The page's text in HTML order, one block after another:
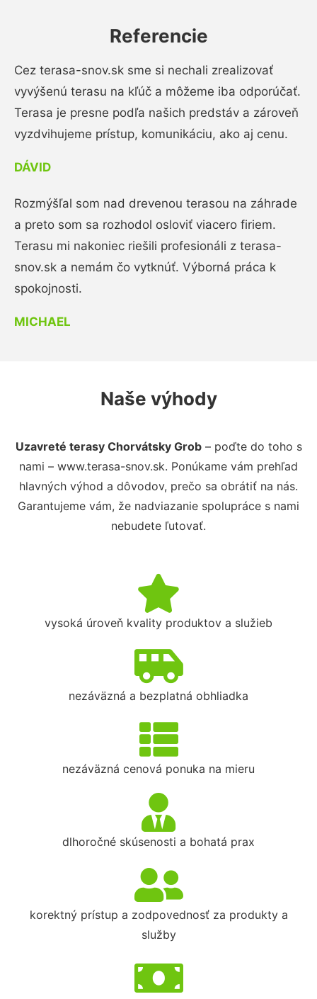
Referencie
Cez terasa-snov.sk sme si nechali zrealizovať
vyvýšenú terasu na kľúč a môžeme iba odporúčať.
Terasa je presne podľa našich predstáv a zároveň
vyzdvihujeme prístup, komunikáciu, ako aj cenu.
DÁVID
Rozmýšľal som nad drevenou terasou na záhrade
a preto som sa rozhodol osloviť viacero firiem.
Terasu mi nakoniec riešili profesionáli z terasa-
snov.sk a nemám čo vytknúť. Výborná práca k
spokojnosti.
MICHAEL
Naše výhody
Uzavreté terasy Chorvátsky Grob– poďte do toho s
nami – www.terasa-snov.sk. Ponúkame vám prehľad
hlavných výhod a dôvodov, prečo sa obrátiť na nás.
Garantujeme vám, že nadviazanie spolupráce s nami
nebudete ľutovať.
vysoká úroveň kvality produktov a služieb
nezáväzná a bezplatná obhliadka
nezáväzná cenová ponuka na mieru
dlhoročné skúsenosti a bohatá prax
korektný prístup a zodpovednosť za produkty a
služby